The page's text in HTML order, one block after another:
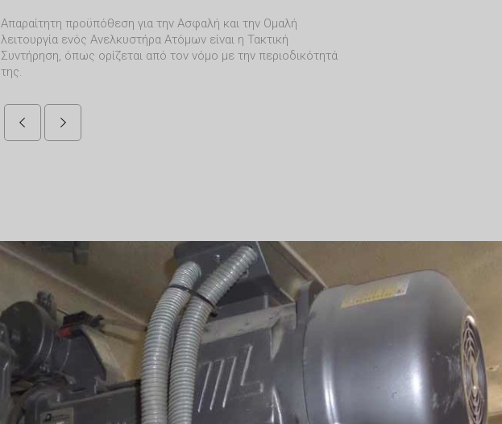
Απαραίτητη προϋπόθεση για την Ασφαλή και την Ομαλή
λειτουργία ενός Ανελκυστήρα Ατόμων είναι η Τακτική
Συντήρηση, όπως ορίζεται από τον νόμο με την περιοδικότητά
της.